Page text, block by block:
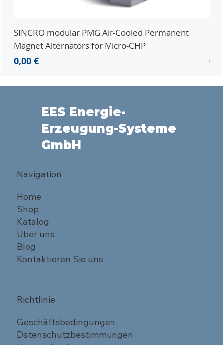
SINCRO modular PMG Air-Cooled Permanent
Magnet Alternators for Micro-CHP
Preis
0,00 €
EES Energie-
Erzeugung-Systeme
GmbH
Navigation
Home
Shop
Katalog
Über uns
Blog
Kontaktieren Sie uns
Richtlinie
Geschäftsbedingungen
Datenschutzbestimmungen